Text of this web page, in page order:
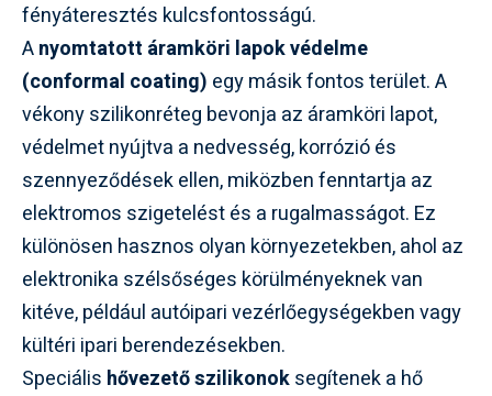
fényáteresztés kulcsfontosságú.
Anyomtatott áramköri lapok védelme
(conformal coating) egy másik fontos terület. A
vékony szilikonréteg bevonja az áramköri lapot,
védelmet nyújtva a nedvesség, korrózió és
szennyeződések ellen, miközben fenntartja az
elektromos szigetelést és a rugalmasságot. Ez
különösen hasznos olyan környezetekben, ahol az
elektronika szélsőséges körülményeknek van
kitéve, például autóipari vezérlőegységekben vagy
kültéri ipari berendezésekben.
Speciális hővezető szilikonoksegítenek a hő